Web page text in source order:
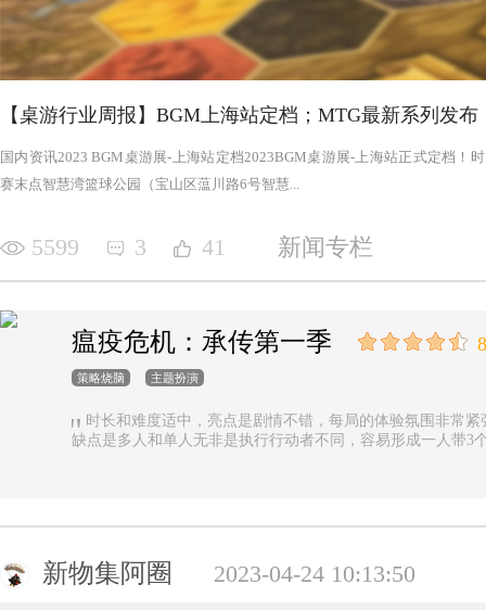
【桌游行业周报】BGM上海站定档；MTG最新系列发布
国内资讯2023 BGM桌游展-上海站定档2023BGM桌游展-上海站正式定档！
赛末点智慧湾篮球公园（宝山区蕰川路6号智慧...
5599 3 41 新闻专栏
瘟疫危机：承传第一季
策略烧脑 主题扮演
时长和难度适中，亮点是剧情不错，每局的体验氛围非常
缺点是多人和单人无非是执行行动者不同，容易形成一人带3
新物集阿圈 2023-04-24 10:13:50